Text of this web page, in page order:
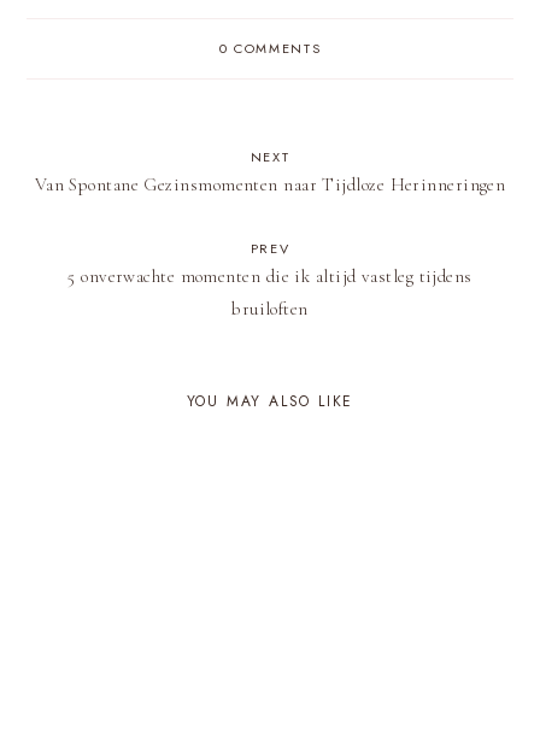
0 COMMENTS
NEXT
Van Spontane Gezinsmomenten naar Tijdloze Herinneringen
PREV
5 onverwachte momenten die ik altijd vastleg tijdens
bruiloften
YOU MAY ALSO LIKE